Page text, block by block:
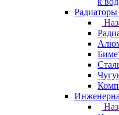
Радиаторы